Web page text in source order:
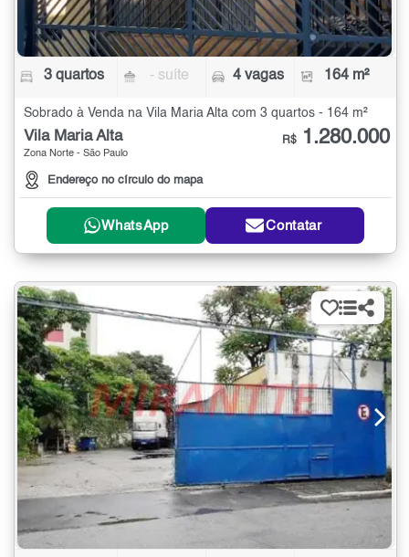
3 quartos - suíte 4 vagas 164 m²
Sobrado à Venda na Vila Maria Alta com 3 quartos - 164 m²
Vila Maria Alta
Zona Norte - São Paulo
Endereço no círculo do mapa
R$ 1.280.000
WhatsApp Contatar